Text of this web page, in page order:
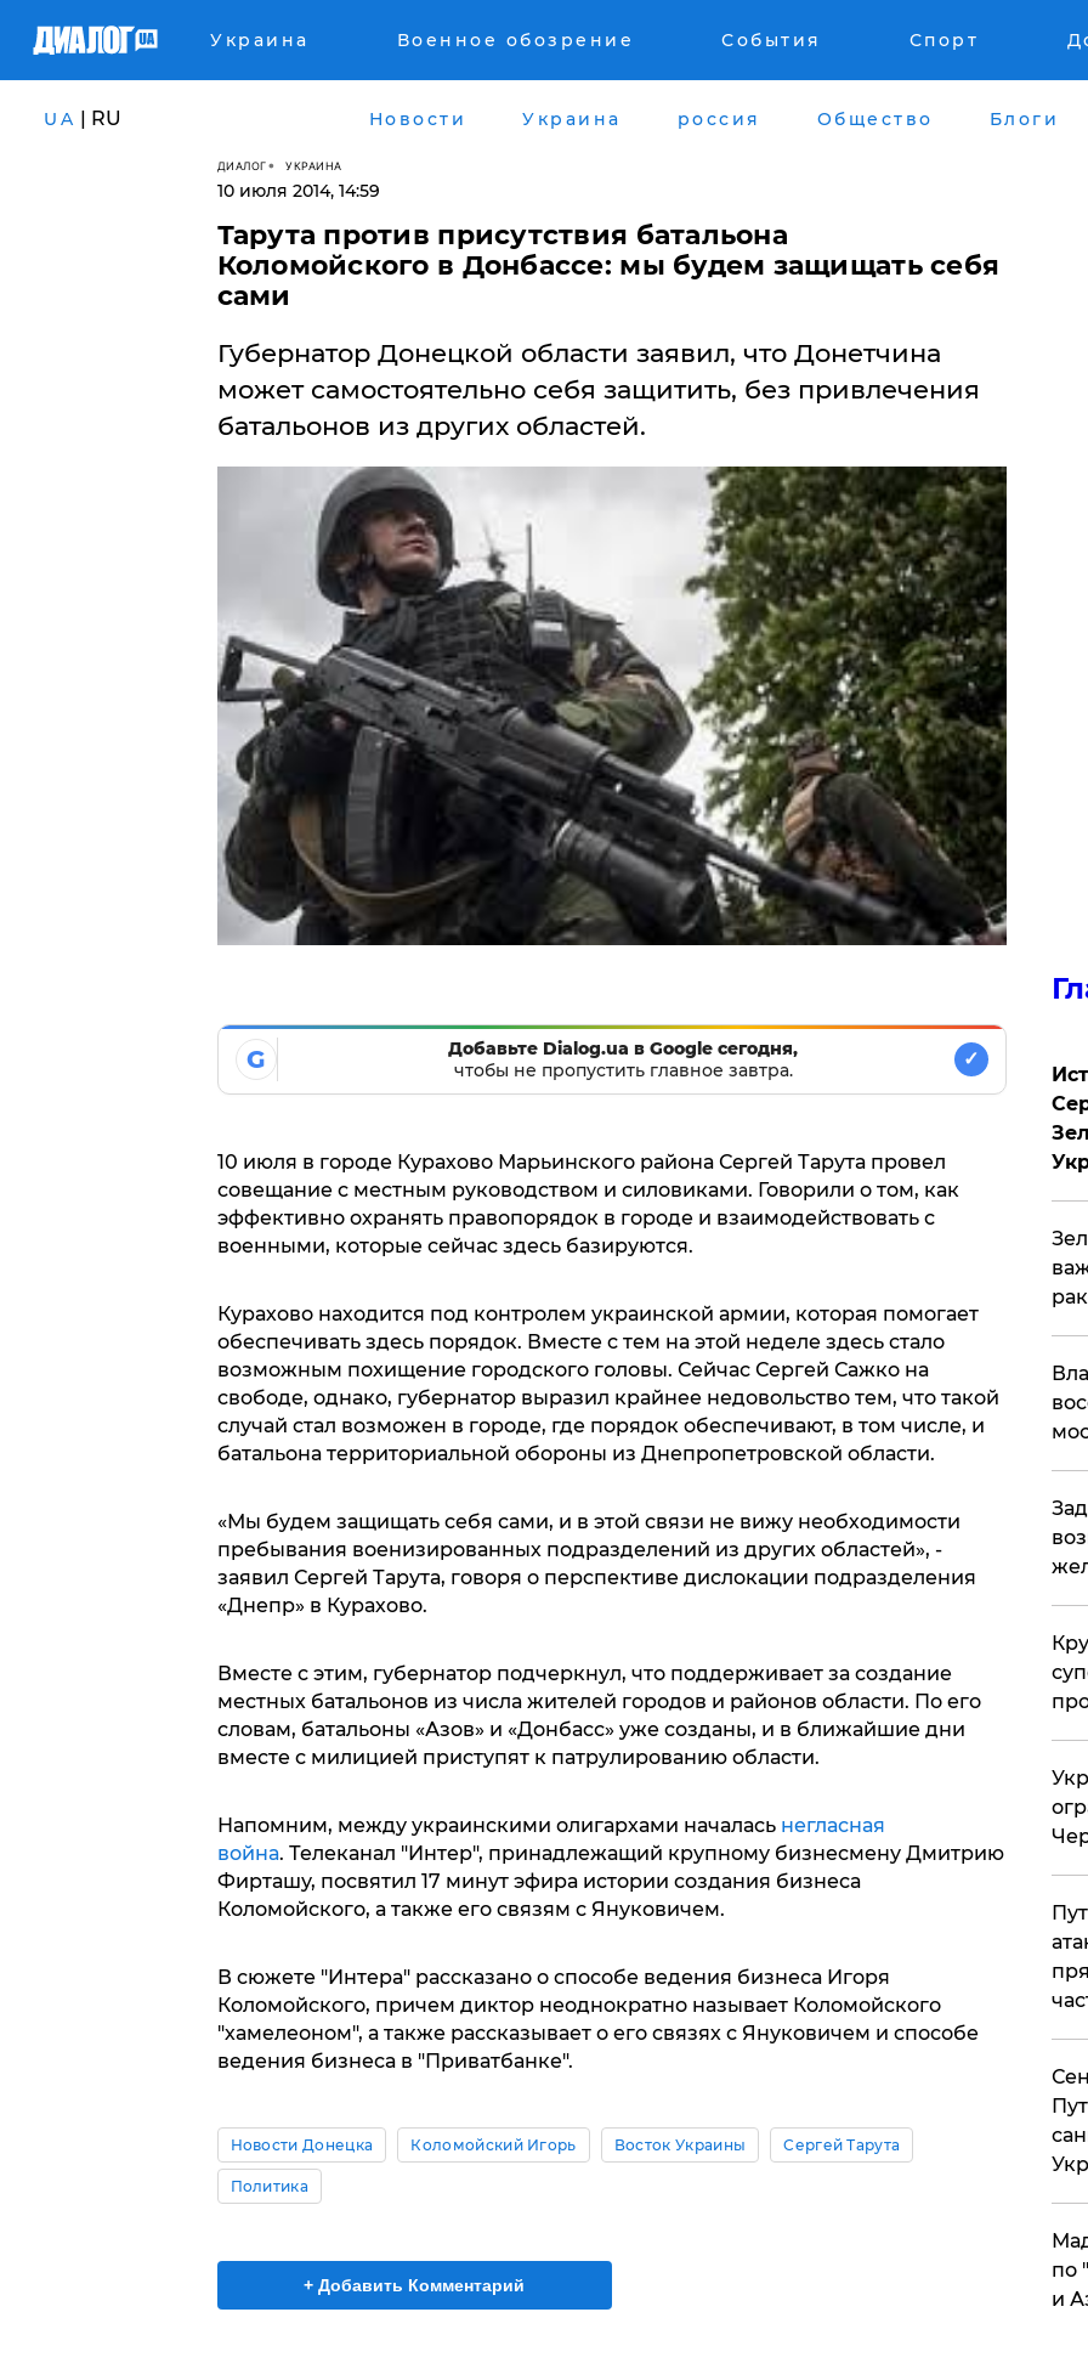
Украина Военное обозрение События Спорт
UA | RU Новости Украина россия Общество Блоги
ДИАЛОГ УКРАИНА
10 июля 2014, 14:59
​Тарута против присутствия батальона
Коломойского в Донбассе: мы будем защищать себя
сами
Губернатор Донецкой области заявил, что Донетчина
может самостоятельно себя защитить, без привлечения
батальонов из других областей.
G
Добавьте Dialog.ua в Google сегодня,
чтобы не пропустить главное завтра.
✓
10 июля в городе Курахово Марьинского района Сергей Тарута провел
совещание с местным руководством и силовиками. Говорили о том, как
эффективно охранять правопорядок в городе и взаимодействовать с
военными, которые сейчас здесь базируются.
Курахово находится под контролем украинской армии, которая помогает
обеспечивать здесь порядок. Вместе с тем на этой неделе здесь стало
возможным похищение городского головы. Сейчас Сергей Сажко на
свободе, однако, губернатор выразил крайнее недовольство тем, что такой
случай стал возможен в городе, где порядок обеспечивают, в том числе, и
батальона территориальной обороны из Днепропетровской области.
«Мы будем защищать себя сами, и в этой связи не вижу необходимости
пребывания военизированных подразделений из других областей», -
заявил Сергей Тарута, говоря о перспективе дислокации подразделения
«Днепр» в Курахово.
Вместе с этим, губернатор подчеркнул, что поддерживает за создание
местных батальонов из числа жителей городов и районов области. По его
словам, батальоны «Азов» и «Донбасс» уже созданы, и в ближайшие дни
вместе с милицией приступят к патрулированию области.
Напомним, между украинскими олигархами началась негласная
война. Телеканал "Интер", принадлежащий крупному бизнесмену Дмитрию
Фирташу, посвятил 17 минут эфира истории создания бизнеса
Коломойского, а также его связям с Януковичем.
В сюжете "Интера" рассказано о способе ведения бизнеса Игоря
Коломойского, причем диктор неоднократно называет Коломойского
"хамелеоном", а также рассказывает о его связях с Януковичем и способе
ведения бизнеса в "Приватбанке".
Новости Донецка Коломойский Игорь Восток Украины Сергей Тарута
Политика
+ Добавить Комментарий
по
и